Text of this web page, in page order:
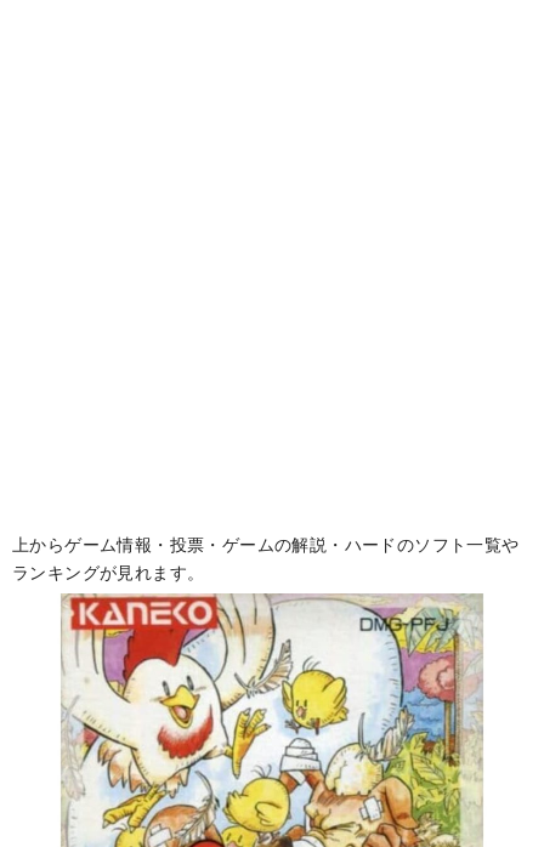
上からゲーム情報・投票・ゲームの解説・ハードのソフト一覧や
ランキングが見れます。